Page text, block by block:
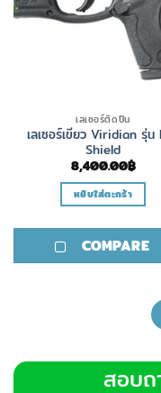
เลเซอร์ติดปืน
เลเซอร์เขียว Viridian รุ่น
Shield
8,400.00฿
หยิบใส่ตะกร้า
COMPARE
สอบถ